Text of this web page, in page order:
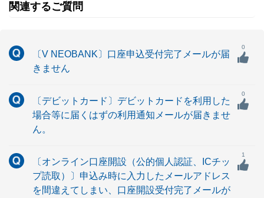
関連するご質問
〔V NEOBANK〕口座申込受付完了メールが届
きません
0
〔デビットカード〕デビットカードを利用した
場合等に届くはずの利用通知メールが届きませ
ん。
0
〔オンライン口座開設（公的個人認証、ICチッ
プ読取）〕申込み時に入力したメールアドレス
を間違えてしまい、口座開設受付完了メールが
1